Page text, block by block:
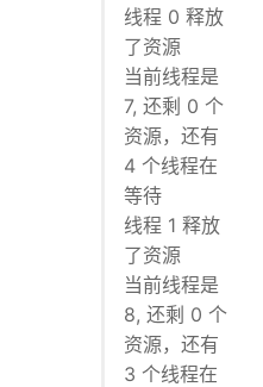
线程 0 释放
了资源
当前线程是
7, 还剩 0 个
资源，还有
4 个线程在
等待
线程 1 释放
了资源
当前线程是
8, 还剩 0 个
资源，还有
3 个线程在